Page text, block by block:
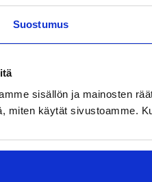
Suostumus
sisällön ja mainosten
miten käytät sivustoamme.